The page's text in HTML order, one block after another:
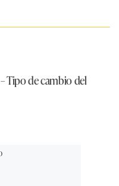
–Tipo de cambio del